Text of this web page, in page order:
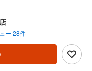
・ハウスメーカーで建築
9分の徒歩圏内で交通便利
ぐにある住環境の整った
21アクロスグループの3
ープで28年連続No.1（1997
西宮・尼崎・伊丹・宝塚
ー 28件